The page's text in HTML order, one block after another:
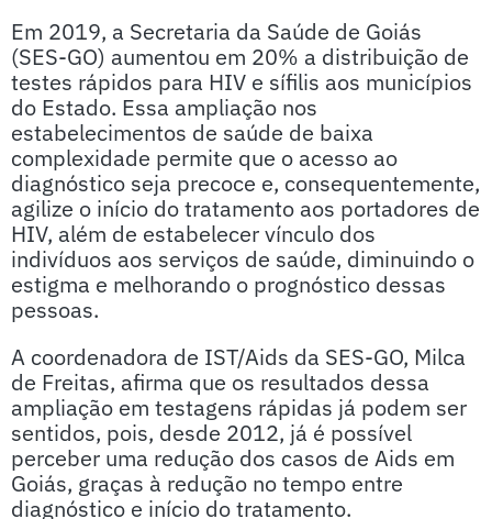
Em 2019, a Secretaria da Saúde de Goiás
(SES-GO) aumentou em 20% a distribuição de
testes rápidos para HIV e sífilis aos municípios
do Estado. Essa ampliação nos
estabelecimentos de saúde de baixa
complexidade permite que o acesso ao
diagnóstico seja precoce e, consequentemente,
agilize o início do tratamento aos portadores de
HIV, além de estabelecer vínculo dos
indivíduos aos serviços de saúde, diminuindo o
estigma e melhorando o prognóstico dessas
pessoas.
A coordenadora de IST/Aids da SES-GO, Milca
de Freitas, afirma que os resultados dessa
ampliação em testagens rápidas já podem ser
sentidos, pois, desde 2012, já é possível
perceber uma redução dos casos de Aids em
Goiás, graças à redução no tempo entre
diagnóstico e início do tratamento.